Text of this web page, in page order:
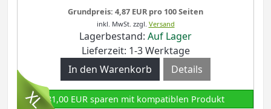
Grundpreis: 4,87 EUR pro 100 Seiten
inkl. MwSt. zzgl. Versand
Lagerbestand: Auf Lager
Lieferzeit: 1-3 Werktage
Details
81,00 EUR sparen mit kompatiblen Produkt